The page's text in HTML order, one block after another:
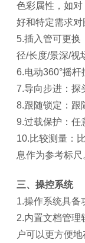
色彩属性，如
好和特定需求
5.插入管可更换
径/长度/景深/视
6.电动360°摇
7.导向步进：探
8.跟随锁定：跟
9.过载保护：任
10.比较测量：
息作为参考标尺
三、操控系统
1.操作系统具备
2.内置文档管理
户可以更方便